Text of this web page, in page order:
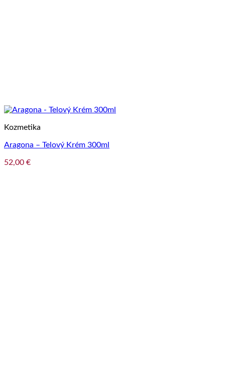
Kozmetika
Aragona – Telový Krém 300ml
52,00 €